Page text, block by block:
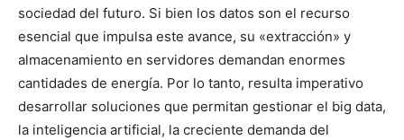
sociedad del futuro. Si bien los datos son el recurso
esencial que impulsa este avance, su «extracción» y
almacenamiento en servidores demandan enormes
cantidades de energía. Por lo tanto, resulta imperativo
desarrollar soluciones que permitan gestionar el big data,
la inteligencia artificial, la creciente demanda del